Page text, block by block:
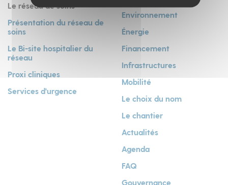
Le réseau de soins
Présentation du réseau de
soins
Le Bi-site hospitalier du
réseau
Proxi cliniques
Services d'urgence
Environnement
Énergie
Financement
Infrastructures
Mobilité
Le choix du nom
Le chantier
Actualités
Agenda
FAQ
Gouvernance